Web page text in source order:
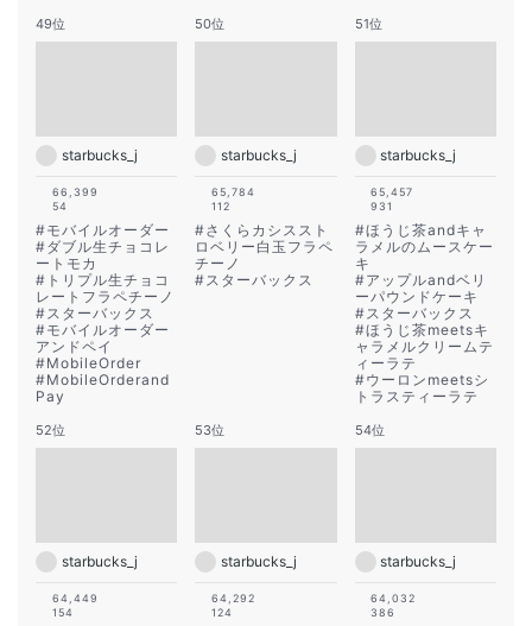
49位
starbucks_j
66,399
54
#モバイルオーダー
#ダブル生チョコレ
ートモカ
# トリプル生チョコ
レートフラペチーノ
#スターバックス
#モバイルオーダー
アンドペイ
#MobileOrder
#MobileOrderand
Pay
50位
starbucks_j
65,784
112
#さくらカシススト
ロベリー白玉フラペ
チーノ
#スターバックス
51位
starbucks_j
65,457
931
#ほうじ茶andキャ
ラメルのムースケー
キ
#アップルandベリ
ーパウンドケーキ
#スターバックス
#ほうじ茶meetsキ
ャラメルクリームテ
ィーラテ
#ウーロンmeetsシ
トラスティーラテ
52位
starbucks_j
64,449
154
53位
starbucks_j
64,292
124
54位
starbucks_j
64,032
386